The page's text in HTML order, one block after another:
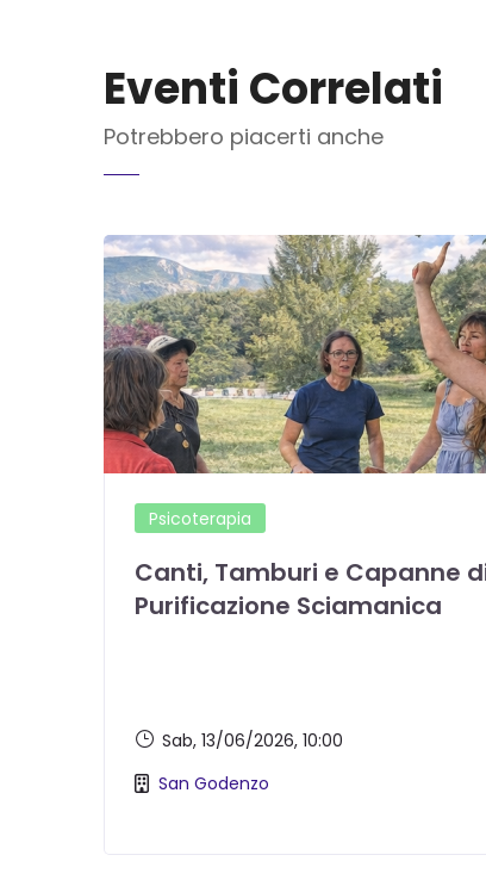
Eventi Correlati
Potrebbero piacerti anche
Psicoterapia
Canti, Tamburi e Capanne
Purificazione Sciamanica
San Godenzo
Sab, 13/06/2026, 10:00